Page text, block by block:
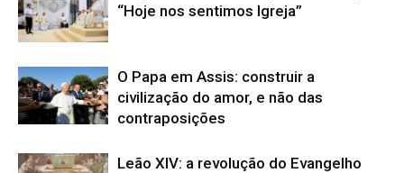
“Hoje nos sentimos Igreja”
O Papa em Assis: construir a
civilização do amor, e não das
contraposições
Leão XIV: a revolução do Evangelho